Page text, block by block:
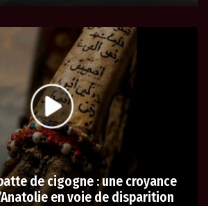
de cigogne : une croyance
en voie de disparition